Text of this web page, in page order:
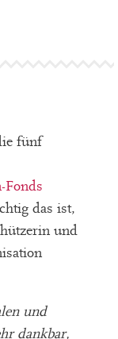
fünf
Fonds
das ist,
und
und
dankbar,